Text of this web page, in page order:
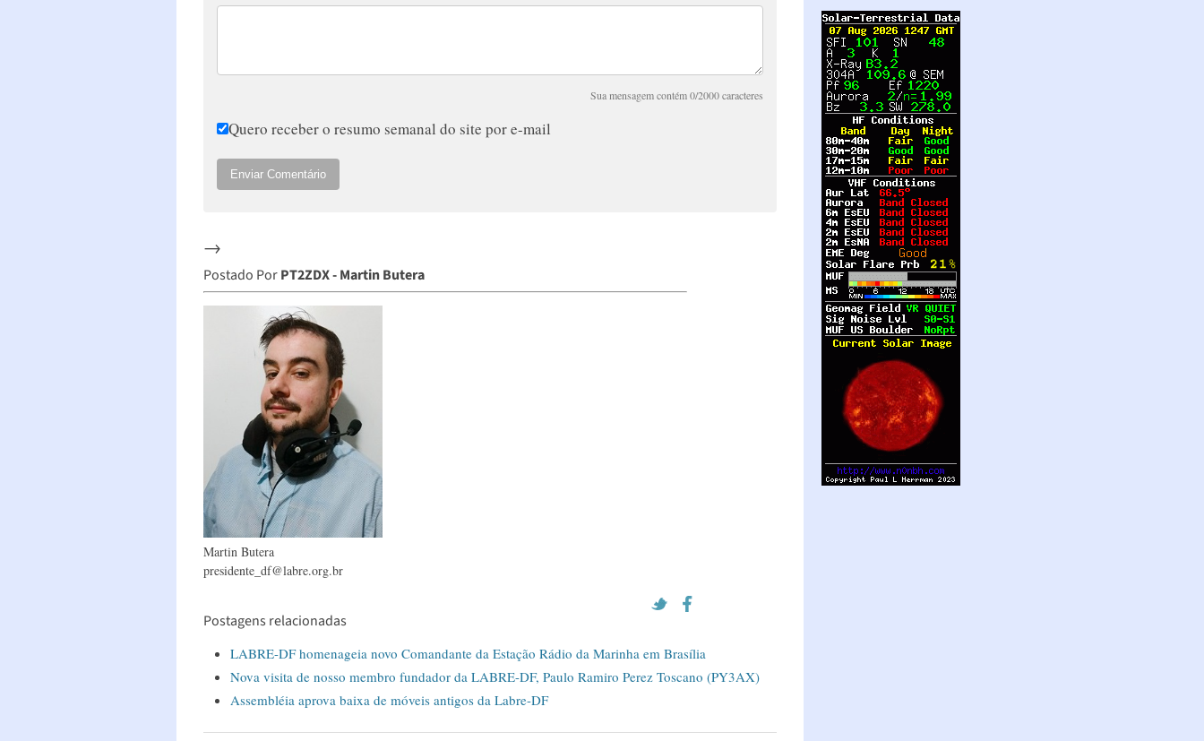
Sua mensagem contém 0/2000 caracteres
Quero receber o resumo semanal do site por e-mail
Enviar Comentário
→
Postado PorPT2ZDX - Martin Butera
Martin Butera
presidente_df@labre.org.br
Postagens relacionadas
LABRE-DF homenageia novo Comandante da Estação Rádio da Marinha em Brasília
Nova visita de nosso membro fundador da LABRE-DF, Paulo Ramiro Perez Toscano (PY3AX)
Assembléia aprova baixa de móveis antigos da Labre-DF